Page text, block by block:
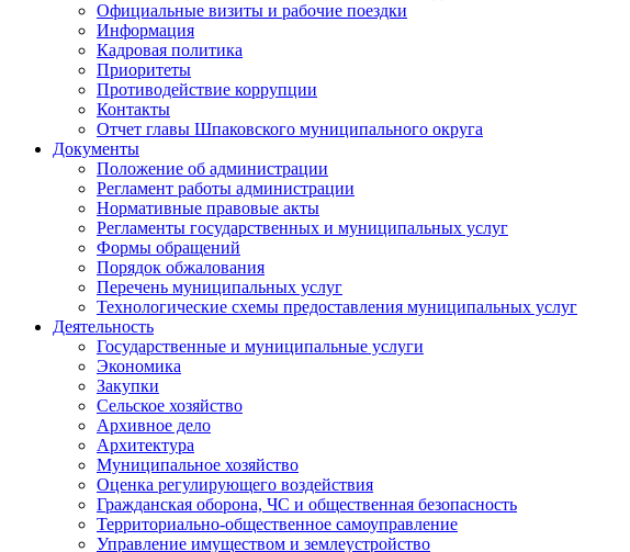
Официальные визиты и рабочие поездки
Информация
Кадровая политика
Приоритеты
Противодействие коррупции
Контакты
Отчет главы Шпаковского муниципального округа
Документы
Положение об администрации
Регламент работы администрации
Нормативные правовые акты
Регламенты государственных и муниципальных услуг
Формы обращений
Порядок обжалования
Перечень муниципальных услуг
Технологические схемы предоставления муниципальных услуг
Деятельность
Государственные и муниципальные услуги
Экономика
Закупки
Сельское хозяйство
Архивное дело
Архитектура
Муниципальное хозяйство
Оценка регулирующего воздействия
Гражданская оборона, ЧС и общественная безопасность
Территориально-общественное самоуправление
Управление имуществом и землеустройство